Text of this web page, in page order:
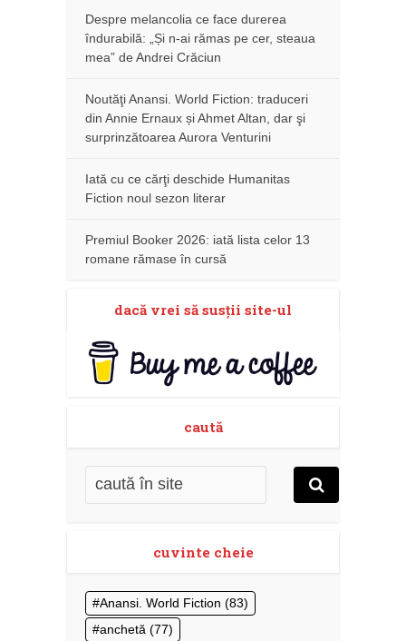
Despre melancolia ce face durerea
îndurabilă: „Și n-ai rămas pe cer, steaua
mea” de Andrei Crăciun
Noutăţi Anansi. World Fiction: traduceri
din Annie Ernaux și Ahmet Altan, dar şi
surprinzătoarea Aurora Venturini
Iată cu ce cărţi deschide Humanitas
Fiction noul sezon literar
Premiul Booker 2026: iată lista celor 13
romane rămase în cursă
dacă vrei să susţii site-ul
caută
cuvinte cheie
Anansi. World Fiction (83)
anchetă (77)